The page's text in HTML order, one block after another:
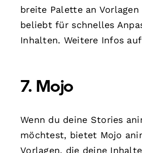
breite Palette an Vorlagen
beliebt für schnelles
Inhalten. Weitere Infos auf
7. Mojo
Wenn du deine Stories
möchtest, bietet Mojo
Vorlagen, die deine